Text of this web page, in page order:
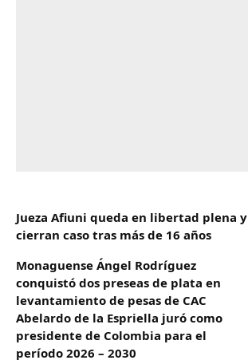
Jueza Afiuni queda en libertad plena y
cierran caso tras más de 16 años
Monaguense Ángel Rodríguez
conquistó dos preseas de plata en
levantamiento de pesas de CAC
Abelardo de la Espriella juró como
presidente de Colombia para el
período 2026 – 2030